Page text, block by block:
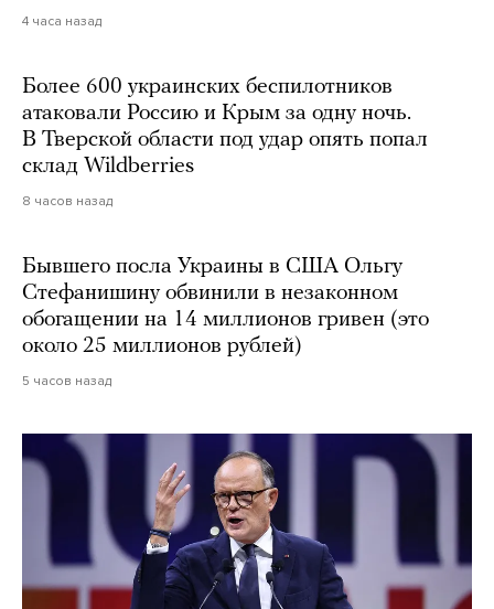
4 часа назад
Более 600 украинских беспилотников
атаковали Россию и Крым за одну ночь.
В Тверской области под удар опять попал
склад Wildberries
8 часов назад
Бывшего посла Украины в США Ольгу
Стефанишину обвинили в незаконном
обогащении на 14 миллионов гривен (это
около 25 миллионов рублей)
5 часов назад